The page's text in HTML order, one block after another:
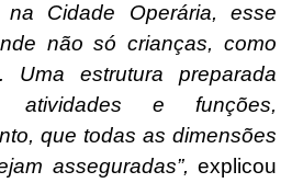
Cidade Operária, esse
não só crianças, como
Uma estrutura preparada
atividades e funções,
que todas as dimensões
asseguradas”, explicou